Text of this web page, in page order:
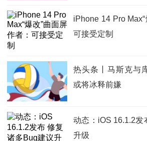
iPhone 14 Pro
可接受定制
热头条丨马斯克与
或将冰释前嫌
动态：iOS 16.1.2发
升级